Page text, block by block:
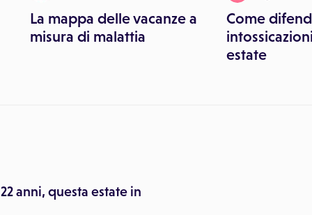
La mappa delle vacanze a
misura di malattia
Come
estate
anni, questa estate in